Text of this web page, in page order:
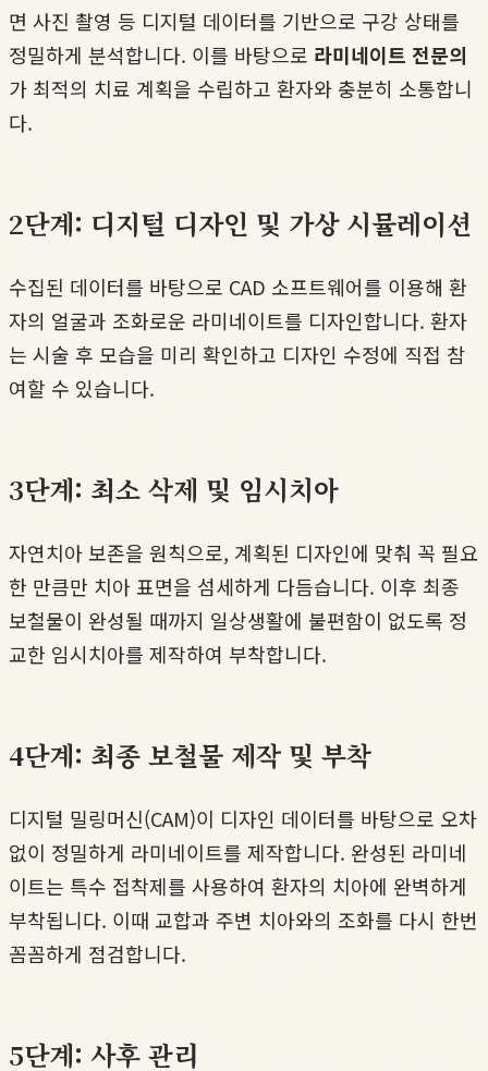
면 사진 촬영 등 디지털 데이터를 기반으로 구강 상태를
정밀하게 분석합니다. 이를 바탕으로 라미네이트 전문의
가 최적의 치료 계획을 수립하고 환자와 충분히 소통합니
다.
2단계: 디지털 디자인 및 가상 시뮬레이션
수집된 데이터를 바탕으로 CAD 소프트웨어를 이용해 환
자의 얼굴과 조화로운 라미네이트를 디자인합니다. 환자
는 시술 후 모습을 미리 확인하고 디자인 수정에 직접 참
여할 수 있습니다.
3단계: 최소 삭제 및 임시치아
자연치아 보존을 원칙으로, 계획된 디자인에 맞춰 꼭 필요
한 만큼만 치아 표면을 섬세하게 다듬습니다. 이후 최종
보철물이 완성될 때까지 일상생활에 불편함이 없도록 정
교한 임시치아를 제작하여 부착합니다.
4단계: 최종 보철물 제작 및 부착
디지털 밀링머신(CAM)이 디자인 데이터를 바탕으로 오차
없이 정밀하게 라미네이트를 제작합니다. 완성된 라미네
이트는 특수 접착제를 사용하여 환자의 치아에 완벽하게
부착됩니다. 이때 교합과 주변 치아와의 조화를 다시 한번
꼼꼼하게 점검합니다.
5단계: 사후 관리